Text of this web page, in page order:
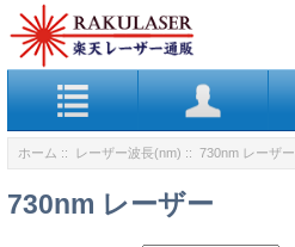
ホーム :: レーザー波長(nm) :: 730nm レーザー
730nm レーザー